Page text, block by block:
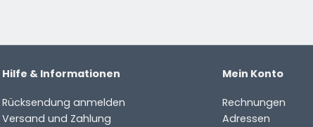
Hilfe & Informationen
Rücksendung anmelden
Versand und Zahlung
Mein Konto
Rechnungen
Adressen